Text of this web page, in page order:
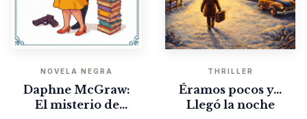
NOVELA NEGRA
Daphne McGraw:
El misterio de
THRILLER
Éramos pocos y…
Llegó la noche